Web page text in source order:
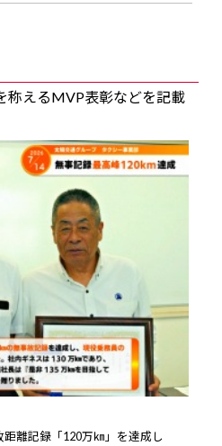
称えるMVP表彰などを記載
離記録「120万㎞」を達成し